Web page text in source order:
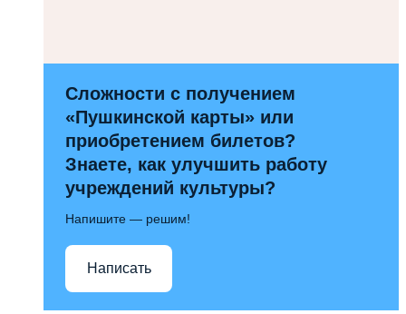
Сложности с получением
«Пушкинской карты» или
приобретением билетов?
Знаете, как улучшить работу
учреждений культуры?
Напишите — решим!
Написать